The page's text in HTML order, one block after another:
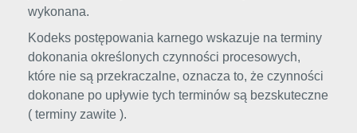
wykonana.
Kodeks postępowania karnego wskazuje na terminy
dokonania określonych czynności procesowych,
które nie są przekraczalne, oznacza to, że czynności
dokonane po upływie tych terminów są bezskuteczne
( terminy zawite ).